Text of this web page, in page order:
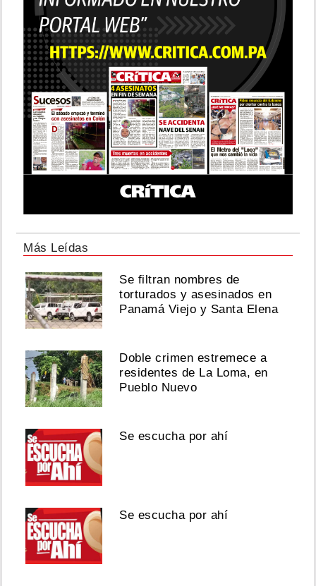
Más Leídas
Se filtran nombres de
torturados y asesinados en
Panamá Viejo y Santa Elena
Doble crimen estremece a
residentes de La Loma, en
Pueblo Nuevo
Se escucha por ahí
Se escucha por ahí